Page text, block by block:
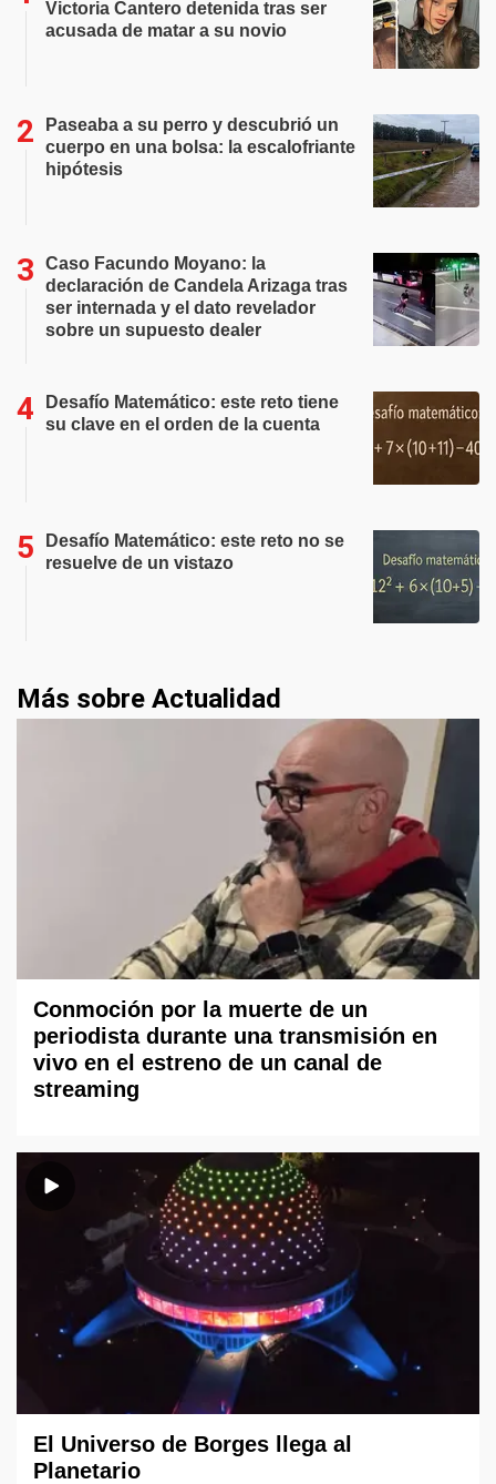
Victoria Cantero detenida tras ser
acusada de matar a su novio
Paseaba a su perro y descubrió un
cuerpo en una bolsa: la escalofriante
hipótesis
Caso Facundo Moyano: la
declaración de Candela Arizaga tras
ser internada y el dato revelador
sobre un supuesto dealer
Desafío Matemático: este reto tiene
su clave en el orden de la cuenta
Desafío Matemático: este reto no se
resuelve de un vistazo
Más sobre Actualidad
Conmoción por la muerte de un
periodista durante una transmisión en
vivo en el estreno de un canal de
streaming
El Universo de Borges llega al
Planetario